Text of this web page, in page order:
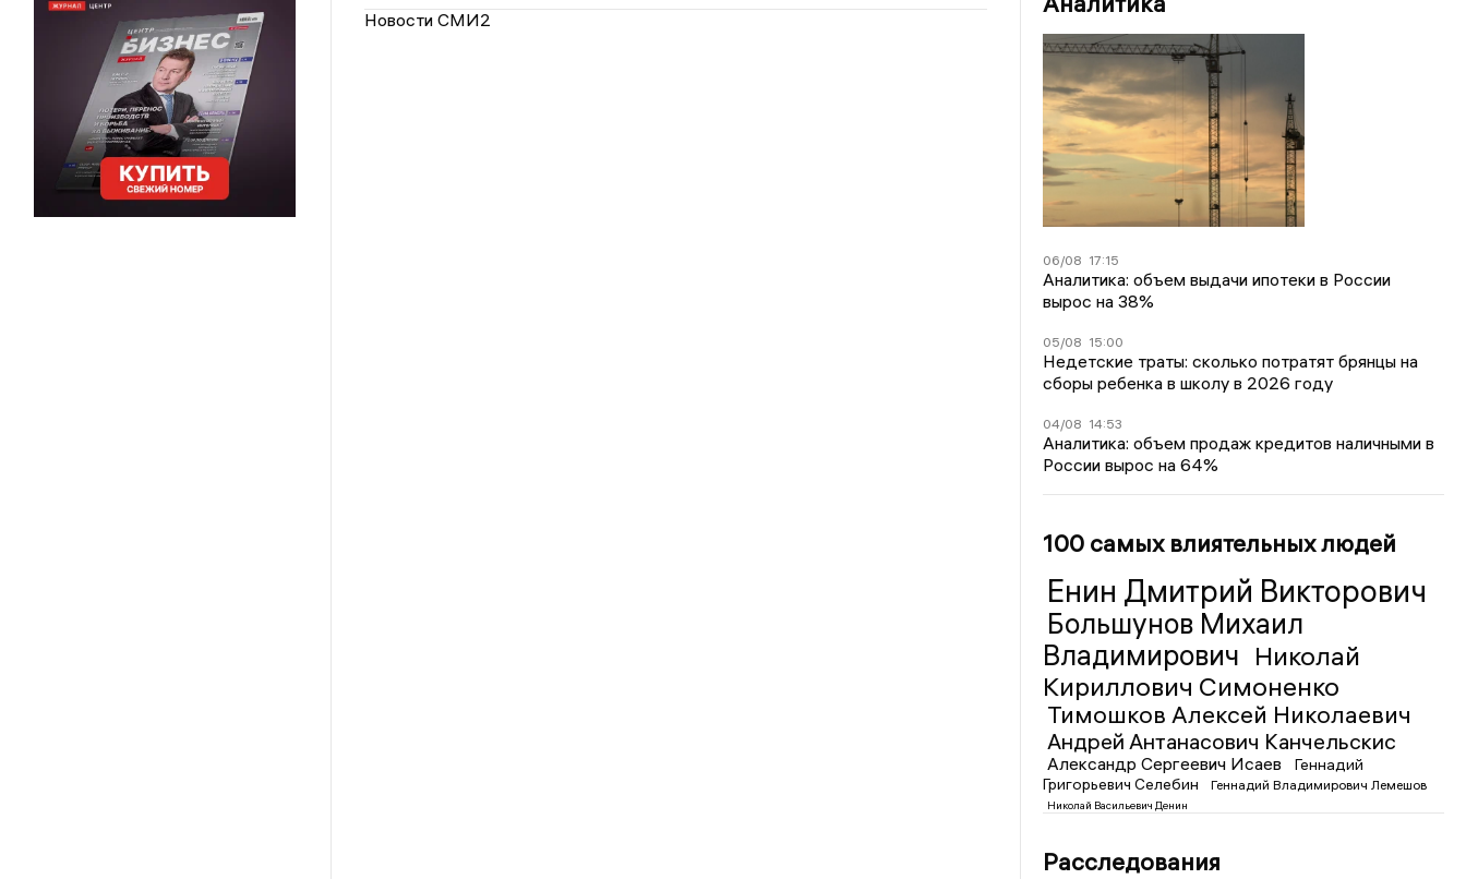
Новости СМИ2
06/08 17:15
Аналитика: объем выдачи ипотеки в России
вырос на 38%
05/08 15:00
Недетские траты: сколько потратят брянцы на
сборы ребенка в школу в 2026 году
04/08 14:53
Аналитика: объем продаж кредитов наличными в
России вырос на 64%
100 самых влиятельных людей
Енин Дмитрий Викторович
Большунов Михаил
Владимирович Николай
Кириллович Симоненко
Тимошков Алексей Николаевич
Андрей Антанасович Канчельскис
Александр Сергеевич Исаев
Геннадий
Григорьевич Селебин
Геннадий Владимирович Лемешов
Николай Васильевич Денин
Расследования